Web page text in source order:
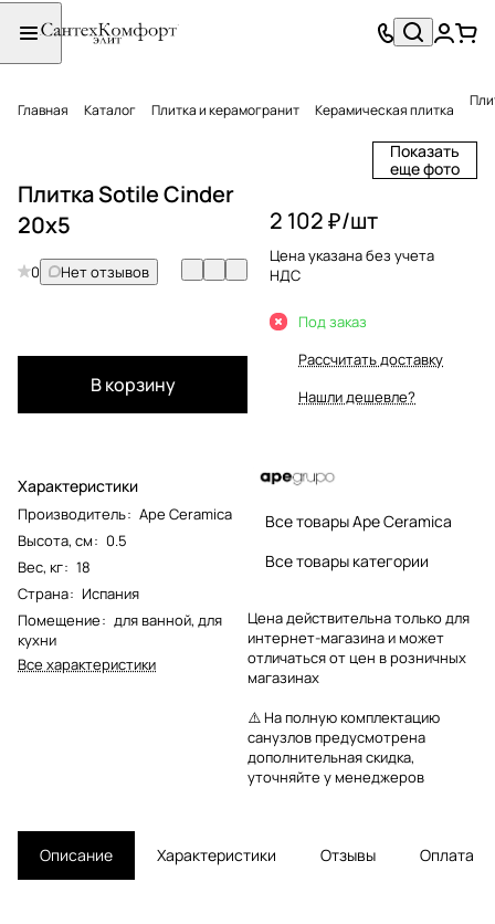
Главная Каталог Плитка и керамогранит Керамическая плитка
Показать
еще фото
Плитка Sotile Cinder
20х5
0 Нет отзывов
В корзину
Характеристики
Производитель: Ape Ceramica
Высота, см: 0.5
Вес, кг: 18
Страна: Испания
Помещение: для ванной, для
кухни
Все характеристики
2 102 ₽/шт
Цена указана без учета
НДС
Под заказ
Рассчитать доставку
Нашли дешевле?
Все товары Ape Ceramica
Все товары категории
Цена действительна только для
интернет-магазина и может
отличаться от цен в розничных
магазинах
⚠️ На полную комплектацию
санузлов предусмотрена
дополнительная скидка,
уточняйте у менеджеров
Описание Характеристики Отзывы Оплата